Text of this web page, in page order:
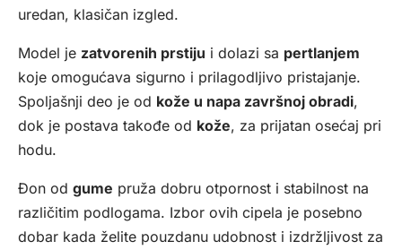
uredan, klasičan izgled.
Model je zatvorenih prstiju i dolazi sa pertlanjem
koje omogućava sigurno i prilagodljivo pristajanje.
Spoljašnji deo je od kože u napa završnoj obradi,
dok je postava takođe od kože, za prijatan osećaj pri
hodu.
Đon od gume pruža dobru otpornost i stabilnost na
različitim podlogama. Izbor ovih cipela je posebno
dobar kada želite pouzdanu udobnost i izdržljivost za